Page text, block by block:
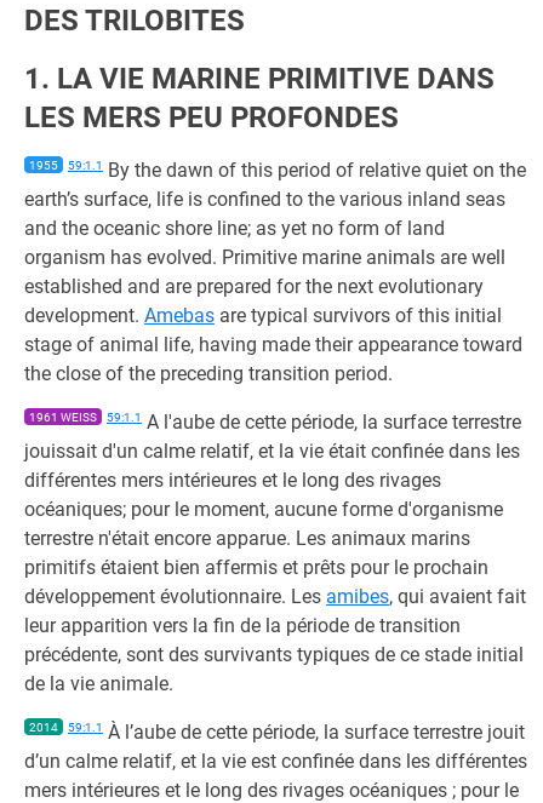
DES TRILOBITES
1. LA VIE MARINE PRIMITIVE DANS
LES MERS PEU PROFONDES
1955 59:1.1
By the dawn of this period of relative quiet on the
earth’s surface, life is confined to the various inland seas
and the oceanic shore line; as yet no form of land
organism has evolved. Primitive marine animals are well
established and are prepared for the next evolutionary
development. Amebas are typical survivors of this initial
stage of animal life, having made their appearance toward
the close of the preceding transition period.
1961 WEISS 59:1.1 A l'aube de cette période, la surface terrestre
jouissait d'un calme relatif, et la vie était confinée dans les
différentes mers intérieures et le long des rivages
océaniques; pour le moment, aucune forme d'organisme
terrestre n'était encore apparue. Les animaux marins
primitifs étaient bien affermis et prêts pour le prochain
développement évolutionnaire. Les amibes, qui avaient fait
leur apparition vers la fin de la période de transition
précédente, sont des survivants typiques de ce stade initial
de la vie animale.
2014 59:1.1 À l’aube de cette période, la surface terrestre jouit
d’un calme relatif, et la vie est confinée dans les différentes
mers intérieures et le long des rivages océaniques ; pour le